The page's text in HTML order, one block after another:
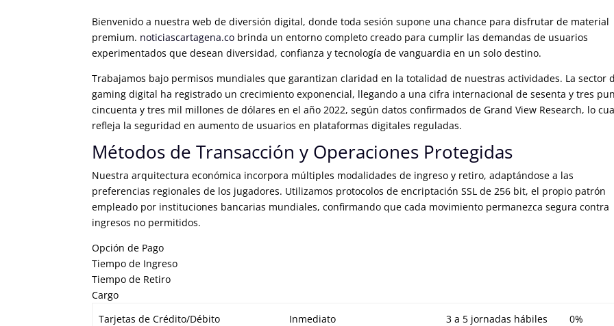
Bienvenido a nuestra web de diversión digital, donde toda sesión supone una chance para disfrutar de material
premium. noticiascartagena.co brinda un entorno completo creado para cumplir las demandas de usuarios
experimentados que desean diversidad, confianza y tecnología de vanguardia en un solo destino.
Trabajamos bajo permisos mundiales que garantizan claridad en la totalidad de nuestras actividades. La sector
gaming digital ha registrado un crecimiento exponencial, llegando a una cifra internacional de sesenta y tres
cincuenta y tres mil millones de dólares en el año 2022, según datos confirmados de Grand View Research, lo
refleja la seguridad en aumento de usuarios en plataformas digitales reguladas.
Métodos de Transacción y Operaciones Protegidas
Nuestra arquitectura económica incorpora múltiples modalidades de ingreso y retiro, adaptándose a las
preferencias regionales de los jugadores. Utilizamos protocolos de encriptación SSL de 256 bit, el propio patrón
empleado por instituciones bancarias mundiales, confirmando que cada movimiento permanezca segura contra
ingresos no permitidos.
Opción de Pago
Tiempo de Ingreso
Tiempo de Retiro
Cargo
Tarjetas de Crédito/Débito
Inmediato 3 a 5 jornadas hábiles 0%